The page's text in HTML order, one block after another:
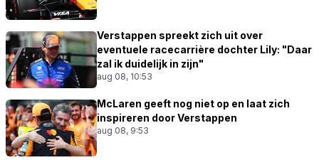
Verstappen spreekt zich uit over
eventuele racecarrière dochter Lily: "Daar
zal ik duidelijk in zijn"
aug 08, 10:53
McLaren geeft nog niet op en laat zich
inspireren door Verstappen
aug 08, 9:53